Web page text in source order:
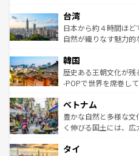
情報は
人々、おいしいローカ
ク、伝統的なフラダ
っている。訪れるたび
はコンテンツ一覧
リアリーフや大陸中央
ク）、タスマニアの
ど、見どころがたく
いる。アクティビティ
ビング、ハイキング
い。オーストラリア
参照してほしい。
台湾
日本から約４時間ほ
自然が織りなす魅力
ン）、静ひつな山岳地
と山間の静けさが共
驚きをもたらしてく
容にもいいと評判のス
が味わえる。
照してほしい。
韓国
歴史ある王朝文化が
-POPで世界を席巻し
き、地方に足を延ばせ
できる。そして、キ
まで、さまざまな韓
リティに包まれながら
ベトナム
豊かな自然と多様な
く伸びる国土には、
急速な発展と共に伝統
タイ